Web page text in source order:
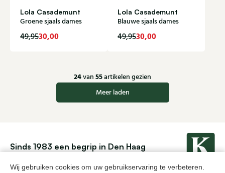
Wij gebruiken cookies om uw gebruikservaring te verbeteren.
Lola Casademunt
Groene sjaals dames
49,9530,00
Lola Casademunt
Blauwe sjaals dames
49,9530,00
24van 55artikelen gezien
Meer laden
Sinds 1983 een begrip in Den Haag